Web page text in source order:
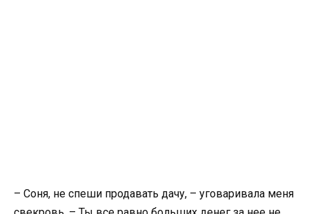
– Соня, не спеши продавать дачу, – уговаривала меня